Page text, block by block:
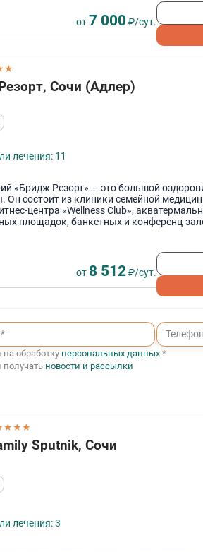
от7 000 ₽/сут.
Сочи (Адлер)
лечения: 11
«Бридж Резорт» — это большой
Он состоит из клиники семейной
центра «Wellness Club»,
площадок, банкетных и конференц-
от 8 512₽/сут.
на обработку персональных данных*
получать новости и рассылки
Sputnik, Сочи
лечения: 3